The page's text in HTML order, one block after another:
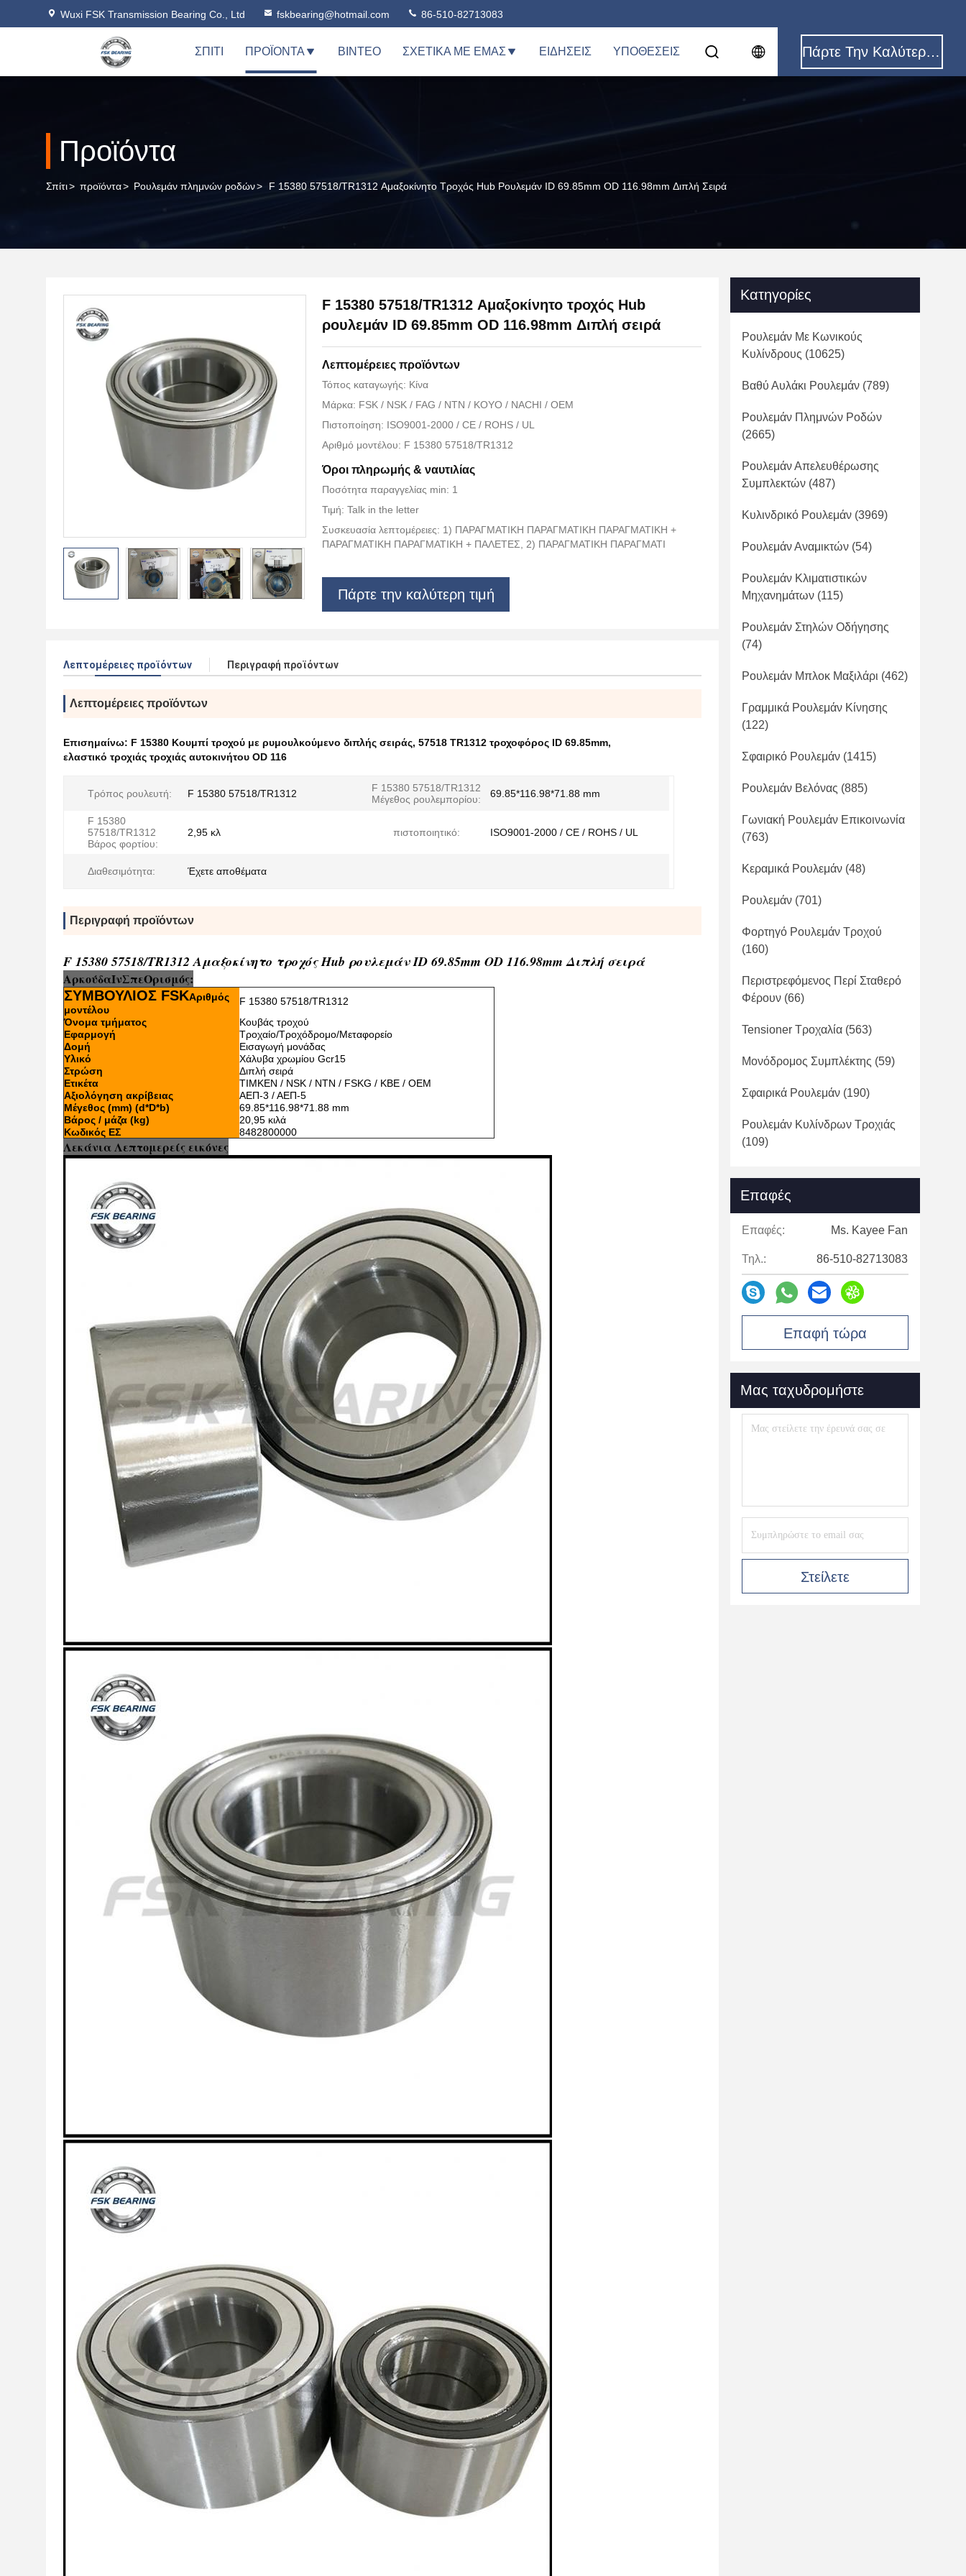
Wuxi FSK Transmission Bearing Co., Ltd fskbearing@hotmail.com 86-510-82713083
ΣΠΊΤΙ ΠΡΟΪΌΝΤΑ ΒΊΝΤΕΟ ΣΧΕΤΙΚΆ ΜΕ ΕΜΆΣ ΕΙΔΉΣΕΙΣ ΥΠΟΘΈΣΕΙΣ Πάρτε Την Καλύτερη Τιμή
Προϊόντα
Σπίτι> προϊόντα> Ρουλεμάν πλημνών ροδών> F 15380 57518/TR1312 Αμαξοκίνητο Τροχός Hub Ρουλεμάν ID 69.85mm OD 116.98mm Διπλή Σειρά
F 15380 57518/TR1312 Αμαξοκίνητο τροχός Hub
ρουλεμάν ID 69.85mm OD 116.98mm Διπλή σειρά
Λεπτομέρειες προϊόντων
Τόπος καταγωγής: Κίνα
Μάρκα: FSK / NSK / FAG / NTN / KOYO / NACHI / OEM
Πιστοποίηση: ISO9001-2000 / CE / ROHS / UL
Αριθμό μοντέλου: F 15380 57518/TR1312
Όροι πληρωμής & ναυτιλίας
Ποσότητα παραγγελίας min: 1
Τιμή: Talk in the letter
Συσκευασία λεπτομέρειες: 1) ΠΑΡΑΓΜΑΤΙΚΗ ΠΑΡΑΓΜΑΤΙΚΗ ΠΑΡΑΓΜΑΤΙΚΗ +
ΠΑΡΑΓΜΑΤΙΚΗ ΠΑΡΑΓΜΑΤΙΚΗ + ΠΑΛΕΤΕΣ, 2) ΠΑΡΑΓΜΑΤΙΚΗ ΠΑΡΑΓΜΑΤΙ
Πάρτε την καλύτερη τιμή
Λεπτομέρειες προϊόντων Περιγραφή προϊόντων
Λεπτομέρειες προϊόντων
Επισημαίνω: F 15380 Κουμπί τροχού με ρυμουλκούμενο διπλής σειράς, 57518 TR1312 τροχοφόρος ID 69.85mm,
ελαστικό τροχιάς τροχιάς αυτοκινήτου OD 116
Τρόπος ρουλευτή: F 15380 57518/TR1312
F 15380 57518/TR1312
Μέγεθος ρουλεμπορίου:
69.85*116.98*71.88 mm
F 15380
57518/TR1312
Βάρος φορτίου:
2,95 κλ πιστοποιητικό: ISO9001-2000 / CE / ROHS / UL
Διαθεσιμότητα: Έχετε αποθέματα
Περιγραφή προϊόντων
F 15380 57518/TR1312 Αμαξοκίνητο τροχός Hub ρουλεμάν ID 69.85mm OD 116.98mm Διπλή σειρά
ΑρκούδαΙνΣπεΟρισμός:
ΣΥΜΒΟΥΛΙΟΣ FSKΑριθμός
μοντέλου
F 15380 57518/TR1312
Όνομα τμήματος
Κουβάς τροχού
Εφαρμογή
Τροχαίο/Τροχόδρομο/Μεταφορείο
Δομή
Εισαγωγή μονάδας
Υλικό
Χάλυβα χρωμίου Gcr15
Στρώση
Διπλή σειρά
Ετικέτα
TIMKEN / NSK / NTN / FSKG / KBE / OEM
Αξιολόγηση ακρίβειας
ΑΕΠ-3 / ΑΕΠ-5
Μέγεθος (mm) (d*D*b)
69.85*116.98*71.88 mm
Βάρος / μάζα (kg)
20,95 κιλά
Κωδικός ΕΣ
8482800000
Λεκάνια Λεπτομερείς εικόνες
Κατηγορίες
Ρουλεμάν Με Κωνικούς
Κυλίνδρους (10625)
Βαθύ Αυλάκι Ρουλεμάν (789)
Ρουλεμάν Πλημνών Ροδών
(2665)
Ρουλεμάν Απελευθέρωσης
Συμπλεκτών (487)
Κυλινδρικό Ρουλεμάν (3969)
Ρουλεμάν Αναμικτών (54)
Ρουλεμάν Κλιματιστικών
Μηχανημάτων (115)
Ρουλεμάν Στηλών Οδήγησης
(74)
Ρουλεμάν Μπλοκ Μαξιλάρι (462)
Γραμμικά Ρουλεμάν Κίνησης
(122)
Σφαιρικό Ρουλεμάν (1415)
Ρουλεμάν Βελόνας (885)
Γωνιακή Ρουλεμάν Επικοινωνία
(763)
Κεραμικά Ρουλεμάν (48)
Ρουλεμάν (701)
Φορτηγό Ρουλεμάν Τροχού
(160)
Περιστρεφόμενος Περί Σταθερό
Φέρουν (66)
Tensioner Τροχαλία (563)
Μονόδρομος Συμπλέκτης (59)
Σφαιρικά Ρουλεμάν (190)
Ρουλεμάν Κυλίνδρων Τροχιάς
(109)
Επαφές
Επαφές: Ms. Kayee Fan
Τηλ.: 86-510-82713083
Επαφή τώρα
Μας ταχυδρομήστε
Στείλετε